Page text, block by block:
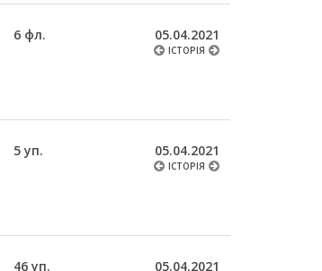
6 фл. 05.04.2021
ІСТОРІЯ
5 уп. 05.04.2021
ІСТОРІЯ
46 уп. 05.04.2021